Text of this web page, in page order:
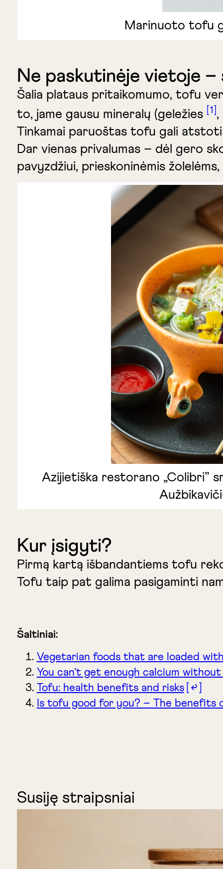
Marinuoto tofu
Ne paskutinėje vietoje –
Šalia plataus pritaikomumo, tofu
to, jame gausu mineralų (geležies
1 ,
Tinkamai paruoštas tofu gali
Dar vienas privalumas – dėl gero
pavyzdžiui, prieskoninėmis
Azijietiška restorano „Colibri”
Kur įsigyti?
Pirmą kartą išbandantiems tofu
Tofu taip pat galima pasigaminti
Šaltiniai:
Vegetarian foods that are loaded
You can’t get enough calcium
Tofu: health benefits and risks
↩
Is tofu good for you? – The benefits
Susiję straipsniai